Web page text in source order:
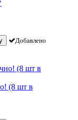
Добавлено
(8 шт в